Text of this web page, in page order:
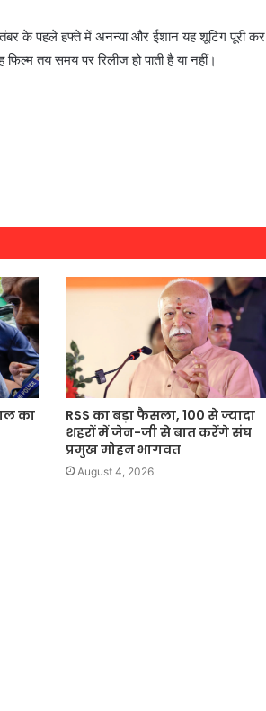
के पहले हफ्ते में अनन्या और ईशान यह शूटिंग पूरी कर
तय समय पर रिलीज हो पाती है या नहीं।
का
RSS का बड़ा फैसला, 100 से ज्यादा
शहरों में जेन-जी से बात करेंगे संघ
प्रमुख मोहन भागवत
August 4, 2026